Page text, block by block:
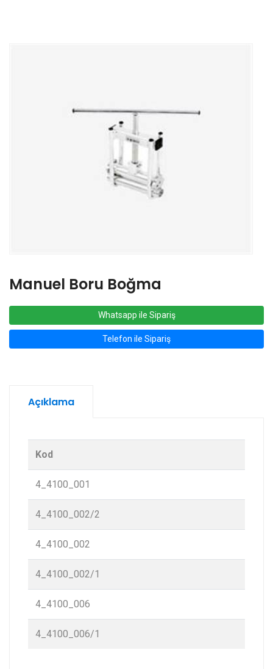
Manuel Boru Boğma
Whatsapp ile Sipariş
Telefon ile Sipariş
Açıklama
Kod
4_4100_001
4_4100_002/2
4_4100_002
4_4100_002/1
4_4100_006
4_4100_006/1